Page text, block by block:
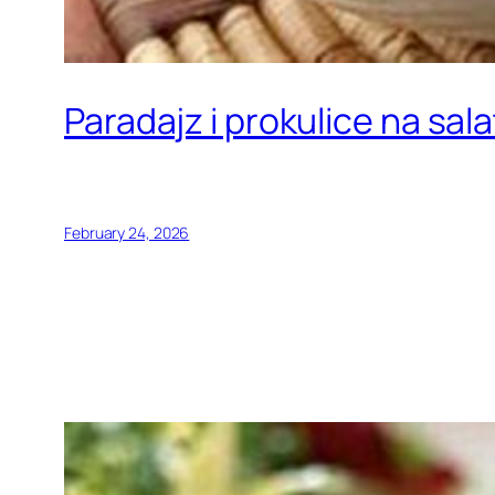
Paradajz i prokulice na
February 24, 2026